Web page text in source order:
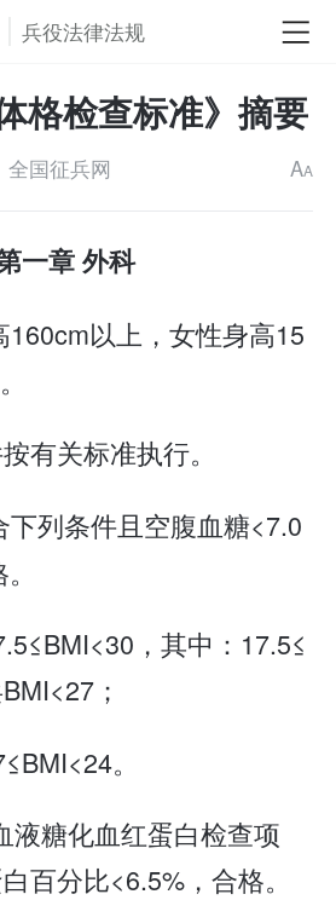
兵役法律法规
格检查标准》摘要
全国征兵网 AA
一章 外科
160cm以上，女性身高15
有关标准执行。
下列条件且空腹血糖<7.0
，其中：17.5≤
；
。
液糖化血红蛋白检查项
百分比<6.5%，合格。